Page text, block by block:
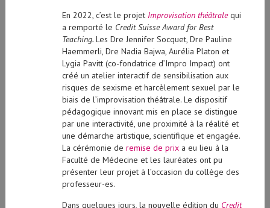
En 2022, c’est le projet Improvisation théâtralequi
a remporté le Credit Suisse Award for Best
Teaching. Les Dre Jennifer Socquet, Dre Pauline
Haemmerli, Dre Nadia Bajwa, Aurélia Platon et
Lygia Pavitt (co-fondatrice d’Impro Impact) ont
créé un atelier interactif de sensibilisation aux
risques de sexisme et harcèlement sexuel par le
biais de l’improvisation théâtrale. Le dispositif
pédagogique innovant mis en place se distingue
par une interactivité, une proximité à la réalité et
une démarche artistique, scientifique et engagée.
La cérémonie de remise de prixa eu lieu à la
Faculté de Médecine et les lauréates ont pu
présenter leur projet à l’occasion du collège des
professeur-es.
Dans quelques jours, la nouvelle édition du Credit